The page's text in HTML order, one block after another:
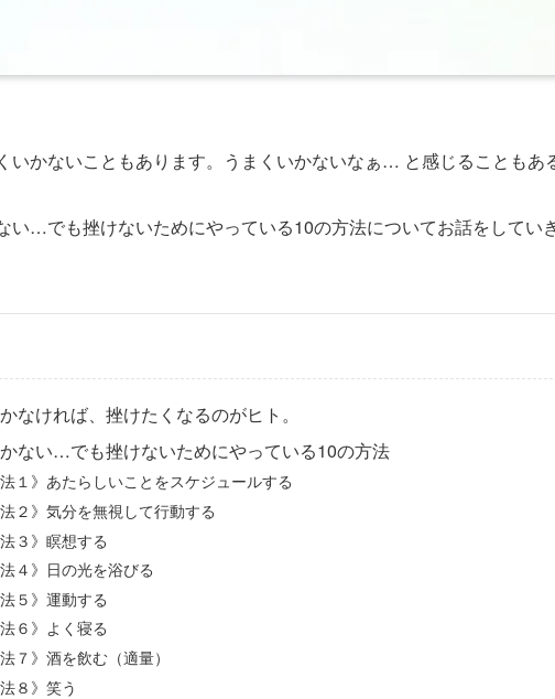
いかないこともあります。うまくいかないなぁ… と感じることもあ
い…でも挫けないためにやっている10の方法についてお話をしていき
なければ、挫けたくなるのがヒト。
ない…でも挫けないためにやっている10の方法
法１》あたらしいことをスケジュールする
法２》気分を無視して行動する
法３》瞑想する
法４》日の光を浴びる
法５》運動する
法６》よく寝る
法７》酒を飲む（適量）
法８》笑う